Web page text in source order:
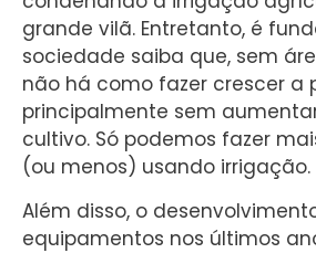
grande vilã. Entretanto, é
sociedade saiba que, sem
não há como fazer crescer a
principalmente sem
cultivo. Só podemos fazer
(ou menos) usando irrigação.
Além disso, o
equipamentos nos últimos